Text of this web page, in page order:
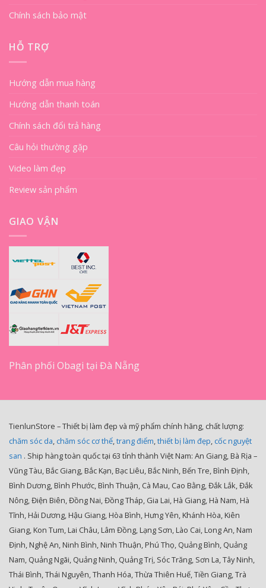
Chính sách bảo mật
HỖ TRỢ
Hướng dẫn mua hàng
Hướng dẫn thanh toán
Chính sách đổi trả hàng
Câu hỏi thường gặp
Video làm đẹp
Review sản phẩm
GIAO VẬN
Phân phối Obagi tại Đà Nẵng
TienlunStore – Thiết bị làm đẹp và mỹ phẩm chính hãng, chất lượng:
chăm sóc da, chăm sóc cơ thể,trang điểm,thiết bị làm đẹp, cốc nguyệt
san . Ship hàng toàn quốc tại 63 tỉnh thành Việt Nam: An Giang, Bà Rịa –
Vũng Tàu, Bắc Giang, Bắc Kạn, Bạc Liêu, Bắc Ninh, Bến Tre, Bình Định,
Bình Dương, Bình Phước, Bình Thuận, Cà Mau, Cao Bằng, Đắk Lắk, Đắk
Nông, Điện Biên, Đồng Nai, Đồng Tháp, Gia Lai, Hà Giang, Hà Nam, Hà
Tĩnh, Hải Dương, Hậu Giang, Hòa Bình, Hưng Yên, Khánh Hòa, Kiên
Giang, Kon Tum, Lai Châu, Lâm Đồng, Lạng Sơn, Lào Cai, Long An, Nam
Định, Nghệ An, Ninh Bình, Ninh Thuận, Phú Thọ, Quảng Bình, Quảng
Nam, Quảng Ngãi, Quảng Ninh, Quảng Trị, Sóc Trăng, Sơn La, Tây Ninh,
Thái Bình, Thái Nguyên, Thanh Hóa, Thừa Thiên Huế, Tiền Giang, Trà